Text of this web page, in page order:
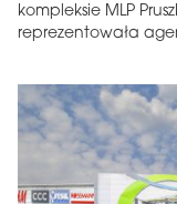
kompleksie MLP
reprezentowała